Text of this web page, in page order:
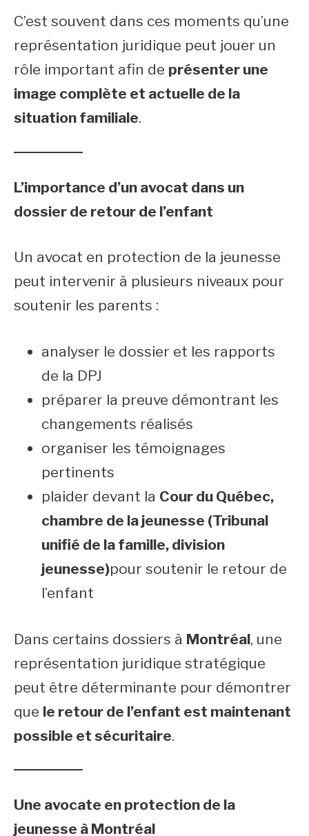
C’est souvent dans ces moments qu’une
représentation juridique peut jouer un
rôle important afin de présenter une
image complète et actuelle de la
situation familiale.
L’importance d’un avocat dans un
dossier de retour de l’enfant
Un avocat en protection de la jeunesse
peut intervenir à plusieurs niveaux pour
soutenir les parents :
analyser le dossier et les rapports
de la DPJ
préparer la preuve démontrant les
changements réalisés
organiser les témoignages
pertinents
plaider devant la Cour du Québec,
chambre de la jeunesse (Tribunal
unifié de la famille, division
jeunesse)pour soutenir le retour de
l’enfant
Dans certains dossiers à Montréal, une
représentation juridique stratégique
peut être déterminante pour démontrer
que le retour de l’enfant est maintenant
possible et sécuritaire.
Une avocate en protection de la
jeunesse à Montréal